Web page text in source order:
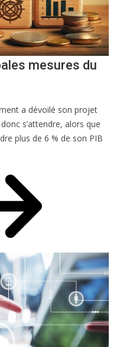
mesures du
a dévoilé son projet
s’attendre, alors que
plus de 6 % de son PIB